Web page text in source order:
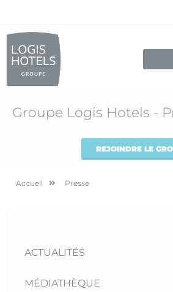
Groupe Logis Hotels -
REJOINDRE LE
Accueil Presse
ACTUALITÉS
MÉDIATHÈQUE